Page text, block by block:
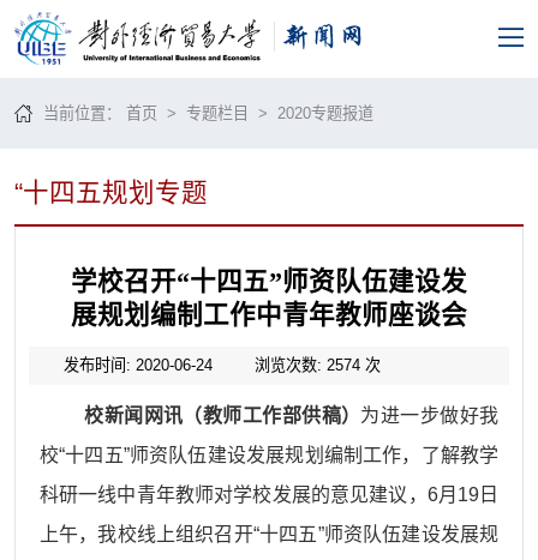
当前位置：首页 >专题栏目 > 2020专题报道
“十四五规划专题
学校召开“十四五”师资队伍建设发
展规划编制工作中青年教师座谈会
发布时间: 2020-06-24 浏览次数: 2574次
校新闻网讯（教师工作部供稿） 为进一步做好我
校“十四五”师资队伍建设发展规划编制工作，了解教学
科研一线中青年教师对学校发展的意见建议，6月19日
上午，我校线上组织召开“十四五”师资队伍建设发展规